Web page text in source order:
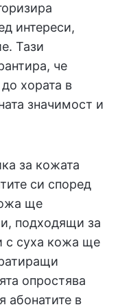
интереси,
Тази
че
хората в
значимост и
за кожата
си според
ще
подходящи за
с суха кожа ще
опростява
абонатите в